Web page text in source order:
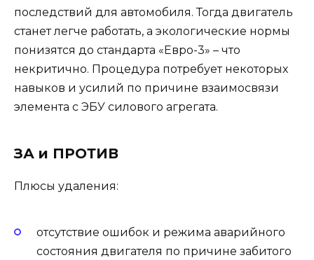
последствий для автомобиля. Тогда двигатель
станет легче работать, а экологические нормы
понизятся до стандарта «Евро-3» – что
некритично. Процедура потребует некоторых
навыков и усилий по причине взаимосвязи
элемента с ЭБУ силового агрегата.
ЗА и ПРОТИВ
Плюсы удаления:
отсутствие ошибок и режима аварийного
состояния двигателя по причине забитого